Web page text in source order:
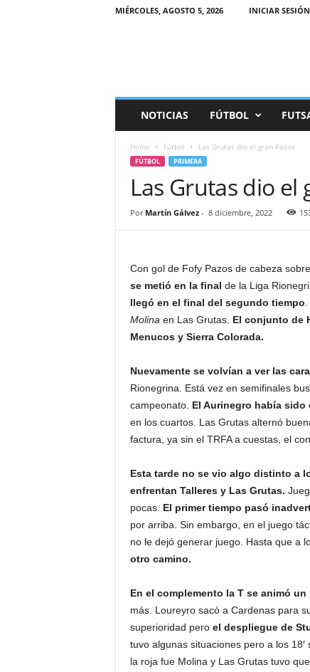
MIÉRCOLES, AGOSTO 5, 2026 INICIAR
r
NOTICIAS FÚTBOL
Home Fútbol Las Grutas dio el gran Pazos
FÚTBOL PRIMERA
Las Grutas dio el
Por Martín Gálvez- 8 diciembre, 2022
Con gol de Fofy Pazos de cabeza
se metió en la final de la Liga
llegó en el final del segundo tiempo
Molina en Las Grutas. El conjunto de
Menucos y Sierra Colorada.
Nuevamente se volvían a ver las
Rionegrina. Está vez en semifinales
campeonato. El Aurinegro había sido
en los cuartos. Las Grutas alternó
factura, ya sin el TRFA a cuestas, el
Esta tarde no se vio algo distinto a
enfrentan Talleres y Las Grutas.
pocas. El primer tiempo pasó
por arriba. Sin embargo, en el juego
no le dejó generar juego. Hasta que a
otro camino.
En el complemento la T se animó un
más. Loureyro sacó a Cardenas para
superioridad pero el despliegue de
tuvo algunas situaciones pero a los
la roja fue Molina y Las Grutas tuvo